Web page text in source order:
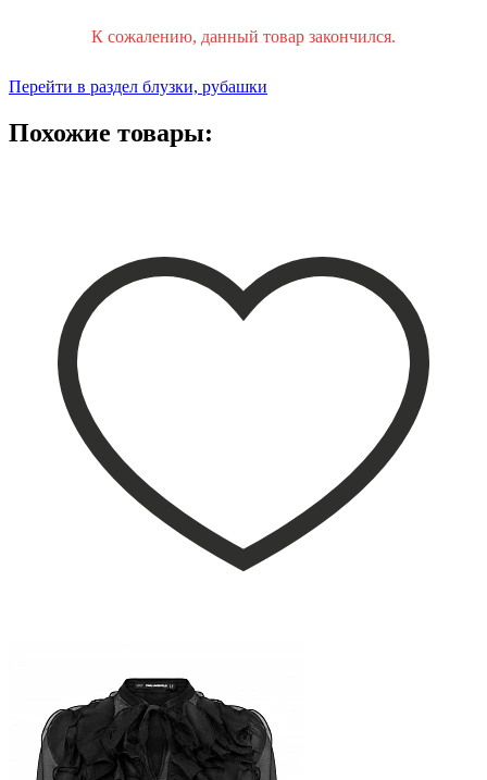
К сожалению, данный товар закончился.
Перейти в раздел блузки, рубашки
Похожие товары: